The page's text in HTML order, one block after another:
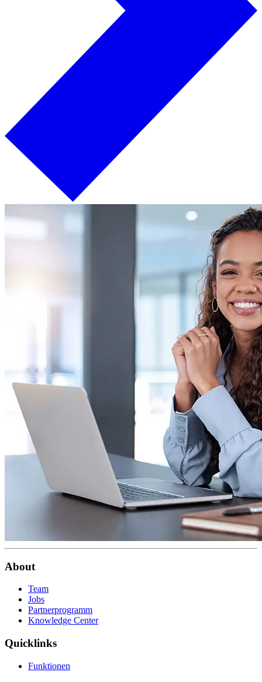
About
Team
Jobs
Partnerprogramm
Knowledge Center
Quicklinks
Funktionen